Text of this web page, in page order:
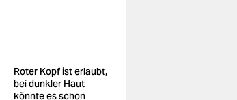
Roter Kopf ist erlaubt,
bei dunkler Haut
könnte es schon